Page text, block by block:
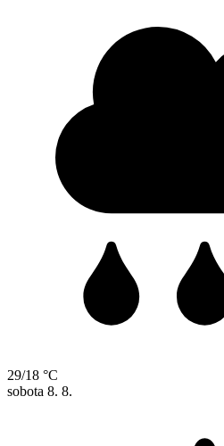
29/18 °C
sobota 8. 8.